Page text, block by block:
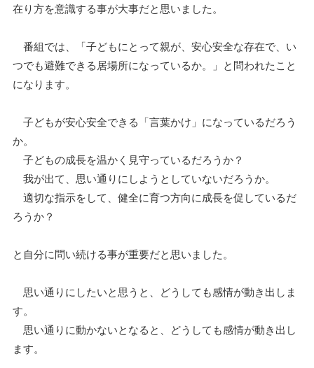
在り方を意識する事が大事だと思いました。
番組では、「子どもにとって親が、安心安全な存在で、い
つでも避難できる居場所になっているか。」と問われたこと
になります。
子どもが安心安全できる「言葉かけ」になっているだろう
か。
子どもの成長を温かく見守っているだろうか？
我が出て、思い通りにしようとしていないだろうか。
適切な指示をして、健全に育つ方向に成長を促しているだ
ろうか？
と自分に問い続ける事が重要だと思いました。
思い通りにしたいと思うと、どうしても感情が動き出しま
す。
思い通りに動かないとなると、どうしても感情が動き出し
ます。